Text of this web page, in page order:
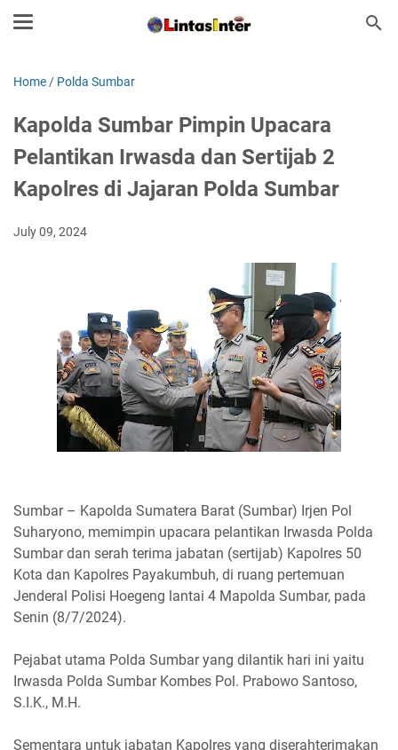
Home / Polda Sumbar
Kapolda Sumbar Pimpin Upacara
Pelantikan Irwasda dan Sertijab 2
Kapolres di Jajaran Polda Sumbar
July 09, 2024
Sumbar – Kapolda Sumatera Barat (Sumbar) Irjen Pol
Suharyono, memimpin upacara pelantikan Irwasda Polda
Sumbar dan serah terima jabatan (sertijab) Kapolres 50
Kota dan Kapolres Payakumbuh, di ruang pertemuan
Jenderal Polisi Hoegeng lantai 4 Mapolda Sumbar, pada
Senin (8/7/2024).
Pejabat utama Polda Sumbar yang dilantik hari ini yaitu
Irwasda Polda Sumbar Kombes Pol. Prabowo Santoso,
S.I.K., M.H.
Sementara untuk jabatan Kapolres yang diserahterimakan